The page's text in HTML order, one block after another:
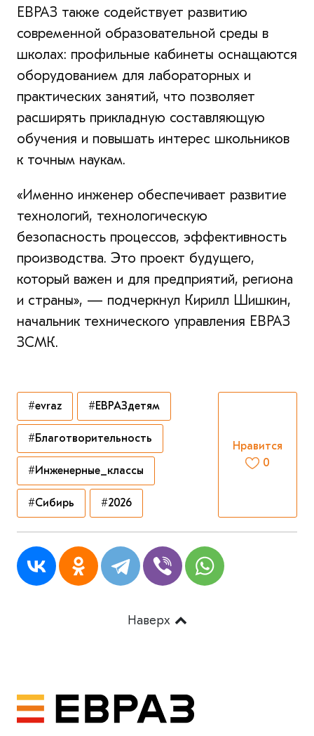
ЕВРАЗ также содействует развитию
современной образовательной среды в
школах: профильные кабинеты оснащаются
оборудованием для лабораторных и
практических занятий, что позволяет
расширять прикладную составляющую
обучения и повышать интерес школьников
к точным наукам.
«Именно инженер обеспечивает развитие
технологий, технологическую
безопасность процессов, эффективность
производства. Это проект будущего,
который важен и для предприятий, региона
и страны», — подчеркнул Кирилл Шишкин,
начальник технического управления ЕВРАЗ
ЗСМК.
#evraz #ЕВРАЗдетям
#Благотворительность
#Инженерные_классы
#Cибирь #2026
Нравится
0
Наверх